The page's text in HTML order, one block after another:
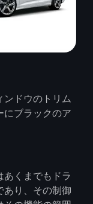
ンドウのトリム
にブラックのア
くまでもドラ
あり、その制御